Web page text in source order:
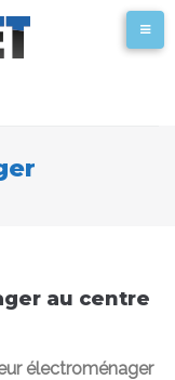
au centre
électroménager